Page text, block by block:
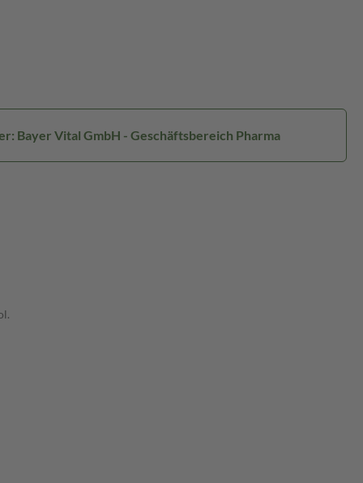
Bayer Vital GmbH - Geschäftsbereich Pharma